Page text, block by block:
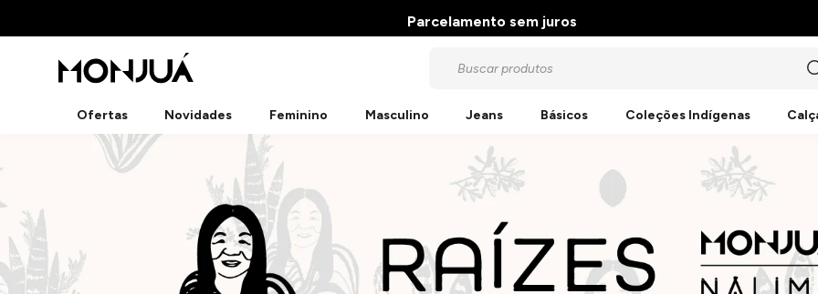
Parcelamento sem juros
Ofertas Novidades Feminino Masculino Jeans Básicos Coleções Indígenas